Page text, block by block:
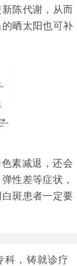
陈代谢，从而
晒太阳也可补
素减退，还会
性差等症状，
斑患者一定要
科，铸就诊疗